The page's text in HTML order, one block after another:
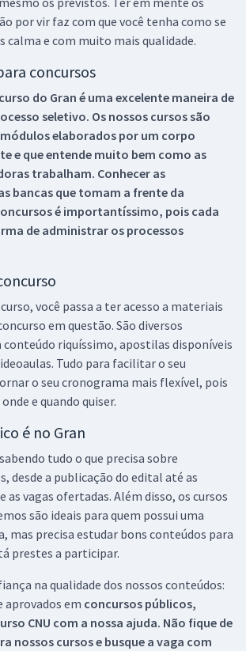
por vir faz com que você tenha como se
calma e com muito mais qualidade.
concursos
do Gran é uma excelente maneira de
seletivo. Os nossos cursos são
elaborados por um corpo
e que entende muito bem como as
trabalham. Conhecer as
bancas que tomam a frente da
é importantíssimo, pois cada
de administrar os processos
você passa a ter acesso a materiais
em questão. São diversos
riquíssimo, apostilas disponíveis
Tudo para facilitar o seu
o seu cronograma mais flexível, pois
e quando quiser.
é no Gran
tudo o que precisa sobre
desde a publicação do edital até as
as vagas ofertadas. Além disso, os cursos
são ideais para quem possui uma
mas precisa estudar bons conteúdos para
prestes a participar.
na qualidade dos nossos conteúdos:
em concursos públicos,
CNU com a nossa ajuda. Não fique de
nossos cursos e busque a vaga com